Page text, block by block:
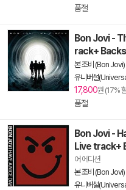
품절
Bon Jovi -
rack+
본 조비 (Bon Jovi)
유니버설
17,800원 (17%
품절
Bon Jovi -
Live track+
어 에디션
본 조비 (Bon Jovi)
유니버설